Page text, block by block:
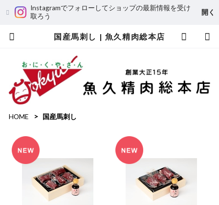
Instagramでフォローしてショップの最新情報を受け
取ろう
開く
国産馬刺し | 魚久精肉総本店
HOME 国産馬刺し